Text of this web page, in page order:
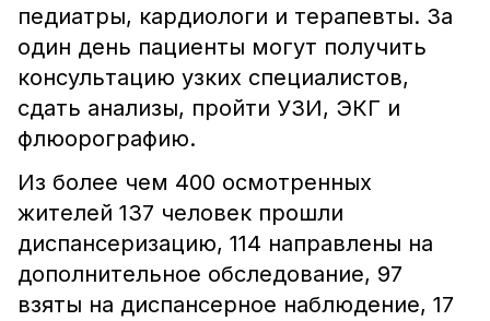
педиатры, кардиологи и терапевты. За
один день пациенты могут получить
консультацию узких специалистов,
сдать анализы, пройти УЗИ, ЭКГ и
флюорографию.
Из более чем 400 осмотренных
жителей 137 человек прошли
диспансеризацию, 114 направлены на
дополнительное обследование, 97
взяты на диспансерное наблюдение, 17